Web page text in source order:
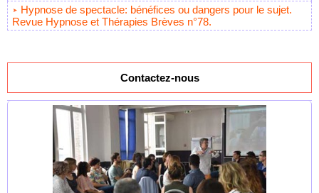
Hypnose de spectacle: bénéfices ou dangers pour le sujet.
Revue Hypnose et Thérapies Brèves n°78.
Contactez-nous